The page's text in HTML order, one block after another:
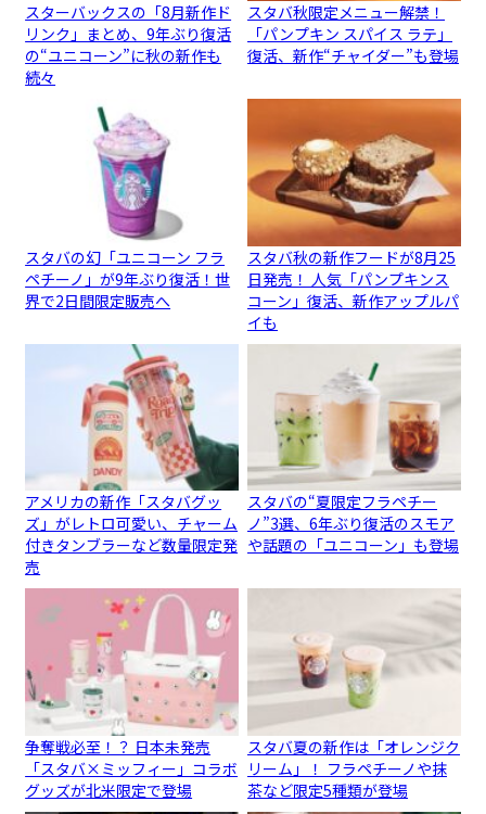
スターバックスの「8月新作ド
リンク」まとめ、9年ぶり復活
の“ユニコーン”に秋の新作も
続々
スタバ秋限定メニュー解禁！
「パンプキン スパイス ラテ」
復活、新作“チャイダー”も登場
スタバの幻「ユニコーン フラ
ペチーノ」が9年ぶり復活！世
界で2日間限定販売へ
スタバ秋の新作フードが8月25
日発売！ 人気「パンプキンス
コーン」復活、新作アップルパ
イも
アメリカの新作「スタバグッ
ズ」がレトロ可愛い、チャーム
付きタンブラーなど数量限定発
売
スタバの“夏限定フラペチー
ノ”3選、6年ぶり復活のスモア
や話題の「ユニコーン」も登場
争奪戦必至！？ 日本未発売
「スタバ×ミッフィー」コラボ
グッズが北米限定で登場
スタバ夏の新作は「オレンジク
リーム」！ フラペチーノや抹
茶など限定5種類が登場